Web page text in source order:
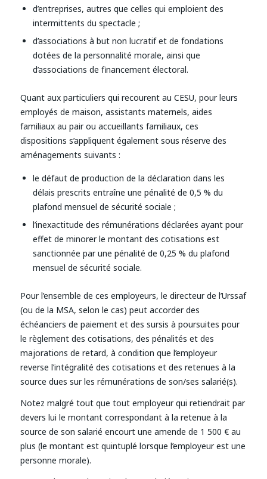
d’entreprises, autres que celles qui emploient des
intermittents du spectacle ;
d’associations à but non lucratif et de fondations
dotées de la personnalité morale, ainsi que
d’associations de financement électoral.
Quant aux particuliers qui recourent au CESU, pour leurs
employés de maison, assistants maternels, aides
familiaux au pair ou accueillants familiaux, ces
dispositions s’appliquent également sous réserve des
aménagements suivants :
le défaut de production de la déclaration dans les
délais prescrits entraîne une pénalité de 0,5 % du
plafond mensuel de sécurité sociale ;
l’inexactitude des rémunérations déclarées ayant pour
effet de minorer le montant des cotisations est
sanctionnée par une pénalité de 0,25 % du plafond
mensuel de sécurité sociale.
Pour l’ensemble de ces employeurs, le directeur de l’Urssaf
(ou de la MSA, selon le cas) peut accorder des
échéanciers de paiement et des sursis à poursuites pour
le règlement des cotisations, des pénalités et des
majorations de retard, à condition que l’employeur
reverse l’intégralité des cotisations et des retenues à la
source dues sur les rémunérations de son/ses salarié(s).
Notez malgré tout que tout employeur qui retiendrait par
devers lui le montant correspondant à la retenue à la
source de son salarié encourt une amende de 1 500 € au
plus (le montant est quintuplé lorsque l’employeur est une
personne morale).